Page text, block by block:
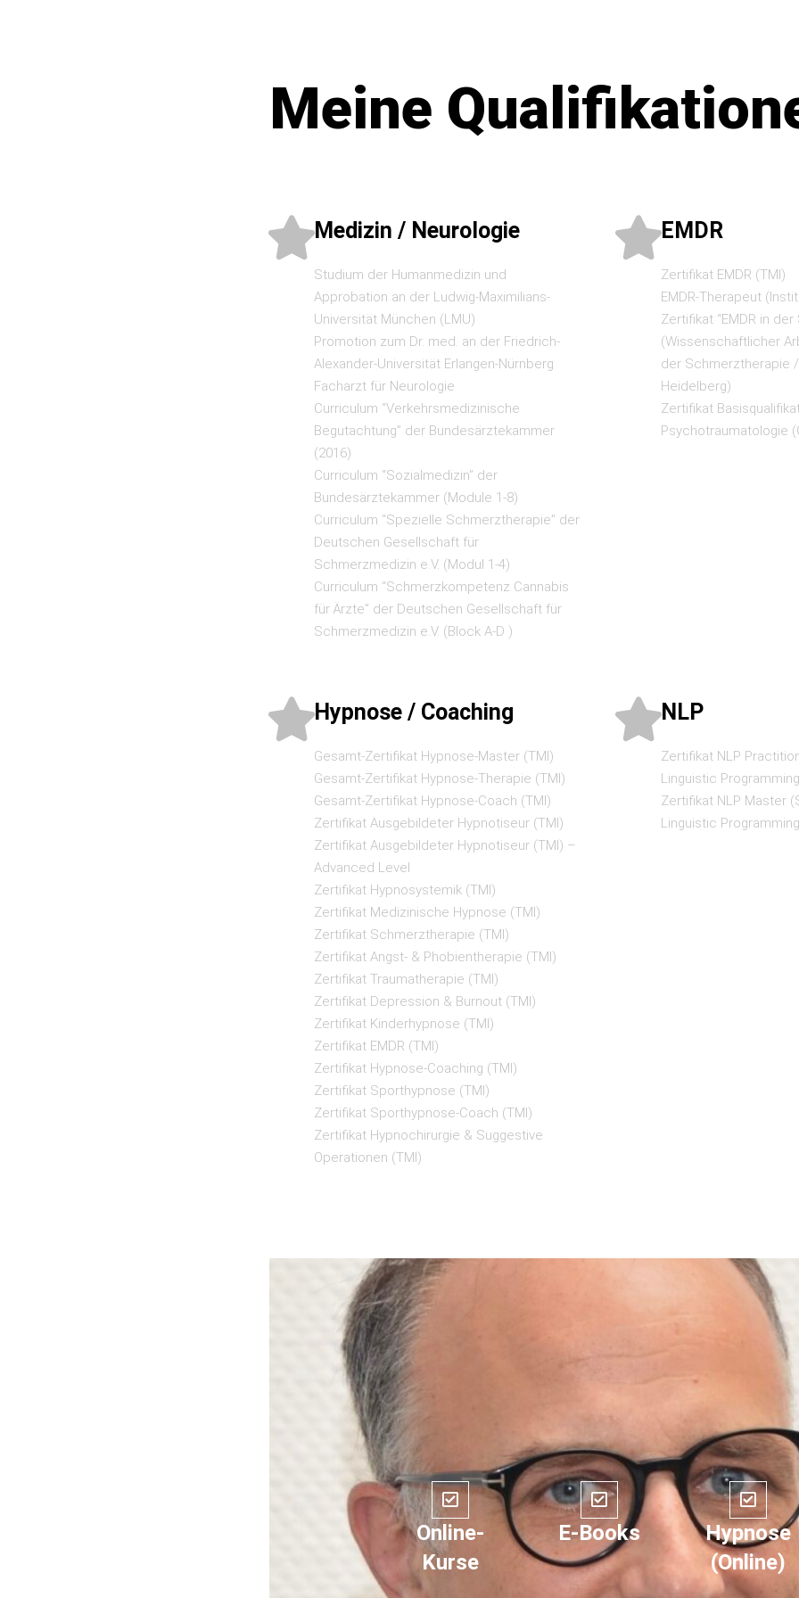
Meine
Medizin / Neurologie
Studium der Humanmedizin und
Approbation an der Ludwig-Maximilians-
Universität München (LMU)
Promotion zum Dr. med. an der Friedrich-
Alexander-Universität Erlangen-Nürnberg
Facharzt für Neurologie
Curriculum “Verkehrsmedizinische
Begutachtung” der Bundesärztekammer
(2016)
Curriculum “Sozialmedizin” der
Bundesärztekammer (Module 1-8)
Curriculum “Spezielle Schmerztherapie” der
Deutschen Gesellschaft für
Schmerzmedizin e.V. (Modul 1-4)
Curriculum “Schmerzkompetenz Cannabis
für Ärzte” der Deutschen Gesellschaft für
Schmerzmedizin e.V. (Block A-D )
EMDR
Zertifikat EMDR (TMI)
EMDR-Therapeut
Zertifikat “EMDR in
(Wissenschaftlicher
der Schmerztherapie
Heidelberg)
Zertifikat
Psychotraumatologie
Hypnose / Coaching
Gesamt-Zertifikat Hypnose-Master (TMI)
Gesamt-Zertifikat Hypnose-Therapie (TMI)
Gesamt-Zertifikat Hypnose-Coach (TMI)
Zertifikat Ausgebildeter Hypnotiseur (TMI)
Zertifikat Ausgebildeter Hypnotiseur (TMI) –
Advanced Level
Zertifikat Hypnosystemik (TMI)
Zertifikat Medizinische Hypnose (TMI)
Zertifikat Schmerztherapie (TMI)
Zertifikat Angst- & Phobientherapie (TMI)
Zertifikat Traumatherapie (TMI)
Zertifikat Depression & Burnout (TMI)
Zertifikat Kinderhypnose (TMI)
Zertifikat EMDR (TMI)
Zertifikat Hypnose-Coaching (TMI)
Zertifikat Sporthypnose (TMI)
Zertifikat Sporthypnose-Coach (TMI)
Zertifikat Hypnochirurgie & Suggestive
Operationen (TMI)
NLP
Zertifikat NLP
Linguistic
Zertifikat NLP Master
Linguistic
Online-
Kurse
E-Books
Hypnose
(Online)